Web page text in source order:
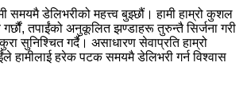
समयमै डेलिभरीको महत्त्व बुझ्छौं। हामी हाम्रो कुशल
गर्छौं, तपाईंको अनुकूलित झण्डाहरू तुरुन्तै सिर्जना गरी
सुनिश्चित गर्दै। असाधारण सेवाप्रति हाम्रो
हामीलाई हरेक पटक समयमै डेलिभरी गर्न विश्वास